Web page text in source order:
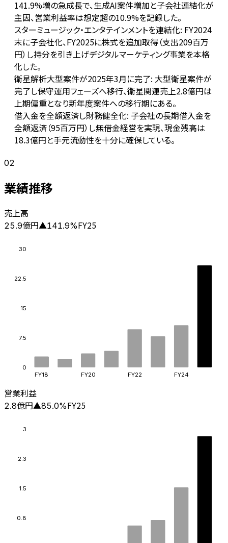
141.9%増の急成長で、生成AI案件増加と子会社連結化が
主因、営業利益率は想定超の10.9%を記録した。
スターミュージック・エンタテインメントを連結化: FY2024
末に子会社化、FY2025に株式を追加取得（支出209百万
円）し持分を引き上げデジタルマーケティング事業を本格
化した。
衛星解析大型案件が2025年3月に完了: 大型衛星案件が
完了し保守運用フェーズへ移行、衛星関連売上2.8億円は
上期偏重となり新年度案件への移行期にある。
借入金を全額返済し財務健全化: 子会社の長期借入金を
全額返済（95百万円）し無借金経営を実現、現金残高は
18.3億円と手元流動性を十分に確保している。
02
業績推移
売上高
25.9億円▲141.9%FY25
0
7.5
15
22.5
30
FY18 FY20 FY22 FY24
営業利益
2.8億円▲85.0%FY25
0.8
1.5
2.3
3